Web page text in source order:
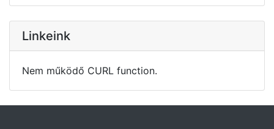
Linkeink
Nem működő CURL function.